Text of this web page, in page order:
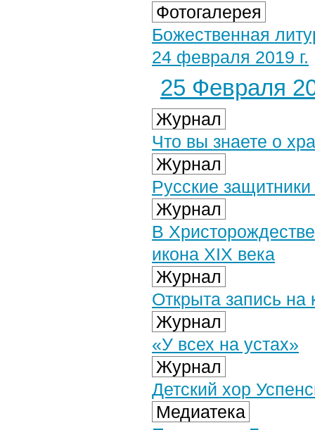
Фотогалерея
Божественная
24 февраля 2019 г.
25 Февраля
Журнал
Что вы знаете о
Журнал
Русские
Журнал
В
икона XIX века
Журнал
Открыта запись на
Журнал
«У всех на устах»
Журнал
Детский хор
Медиатека